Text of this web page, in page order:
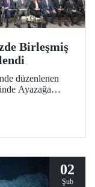
Birleşmiş
düzenlenen
Ayazağa
14
02
Şub